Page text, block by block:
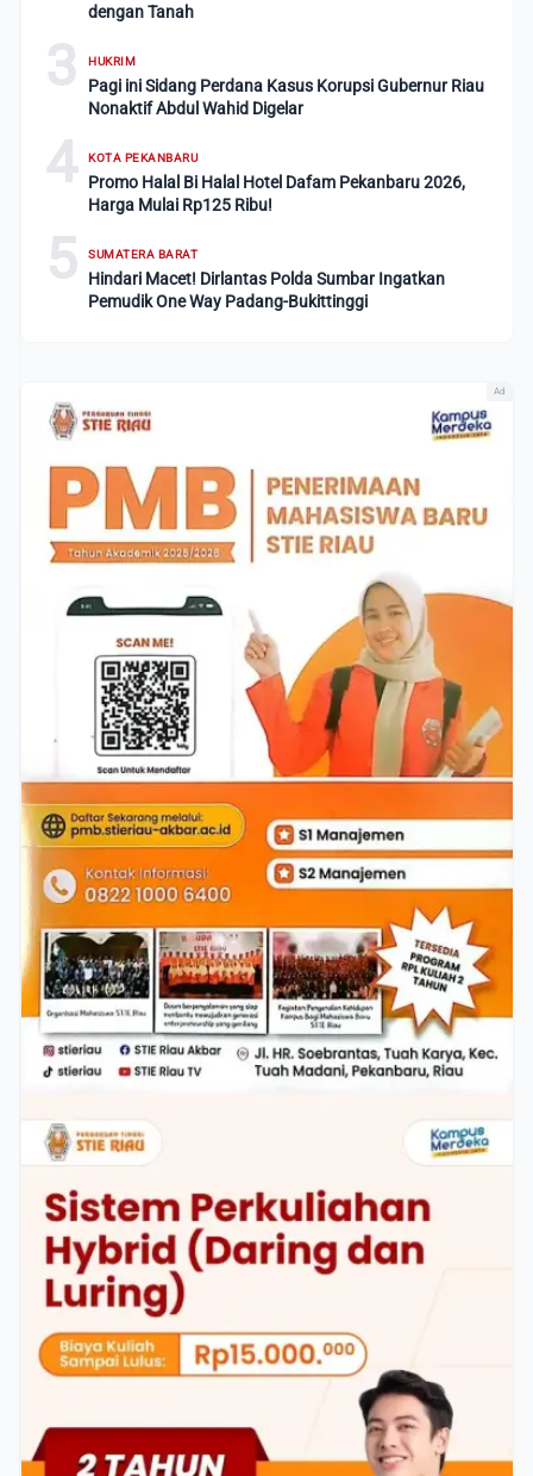
dengan Tanah
3 HUKRIM
Pagi ini Sidang Perdana Kasus Korupsi Gubernur Riau
Nonaktif Abdul Wahid Digelar
4 KOTA PEKANBARU
Promo Halal Bi Halal Hotel Dafam Pekanbaru 2026,
Harga Mulai Rp125 Ribu!
5 SUMATERA BARAT
Hindari Macet! Dirlantas Polda Sumbar Ingatkan
Pemudik One Way Padang-Bukittinggi
Ad